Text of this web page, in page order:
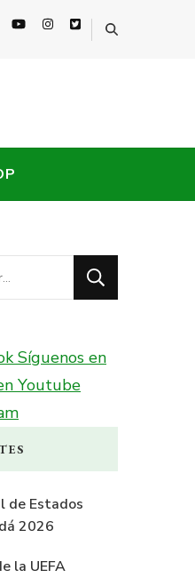
Síguenos en
Youtube
de Estados
2026
la UEFA